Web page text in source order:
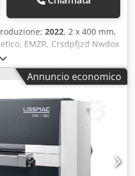
2022, 2 x 400 mm,
EMZR, Crsdpfjzd Nwdox
degli utensili EE.
Annuncio economico